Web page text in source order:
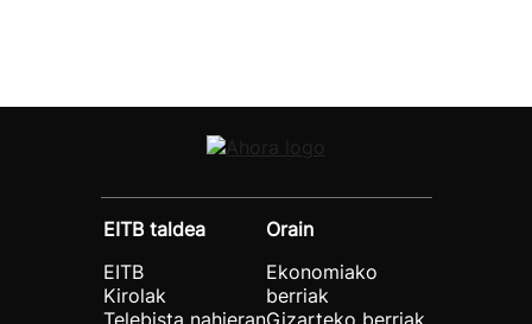
EITB taldea
EITB
Kirolak
Telebista nahieran
Orain
Ekonomiako
berriak
Gizarteko berriak